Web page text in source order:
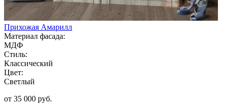
Прихожая Амарилл
Материал фасада:
МДФ
Стиль:
Классический
Цвет:
Светлый
от 35 000 руб.